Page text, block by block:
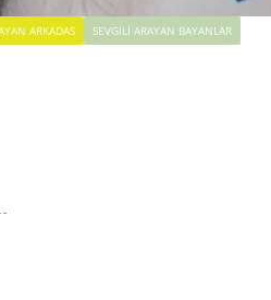
ARKADAS SEVGILI ARAYAN BAYANLAR